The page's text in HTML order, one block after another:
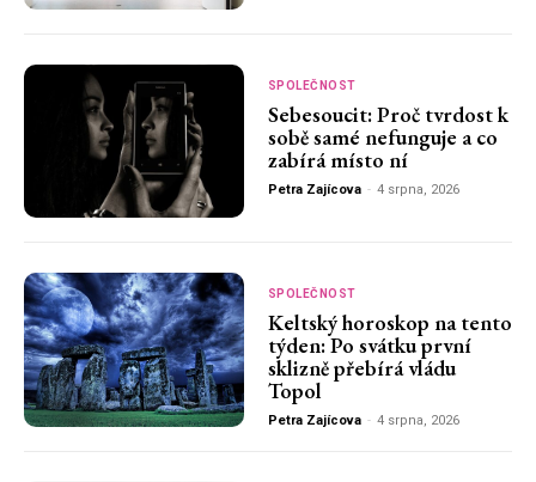
SPOLEČNOST
Sebesoucit: Proč tvrdost k
sobě samé nefunguje a co
zabírá místo ní
Petra Zajícova - 4 srpna, 2026
SPOLEČNOST
Keltský horoskop na tento
týden: Po svátku první
sklizně přebírá vládu
Topol
Petra Zajícova - 4 srpna, 2026